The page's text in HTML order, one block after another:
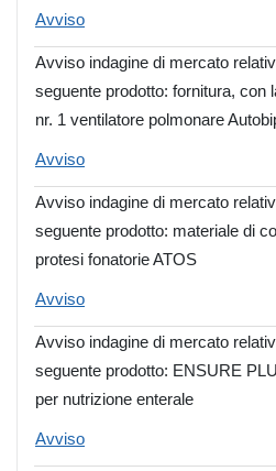
Avviso
Avviso indagine di mercato
seguente prodotto: fornitura, con
nr. 1 ventilatore polmonare
Avviso
Avviso indagine di mercato
seguente prodotto: materiale di
protesi fonatorie ATOS
Avviso
Avviso indagine di mercato
seguente prodotto: ENSURE
per nutrizione enterale
Avviso